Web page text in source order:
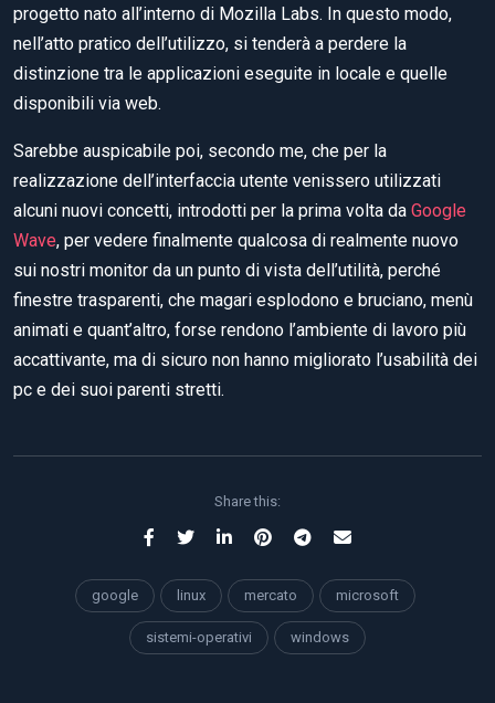
progetto nato all’interno di Mozilla Labs. In questo modo,
nell’atto pratico dell’utilizzo, si tenderà a perdere la
distinzione tra le applicazioni eseguite in locale e quelle
disponibili via web.
Sarebbe auspicabile poi, secondo me, che per la
realizzazione dell’interfaccia utente venissero utilizzati
alcuni nuovi concetti, introdotti per la prima volta da Google
Wave, per vedere finalmente qualcosa di realmente nuovo
sui nostri monitor da un punto di vista dell’utilità, perché
finestre trasparenti, che magari esplodono e bruciano, menù
animati e quant’altro, forse rendono l’ambiente di lavoro più
accattivante, ma di sicuro non hanno migliorato l’usabilità dei
pc e dei suoi parenti stretti.
Share this:
google linux mercato microsoft
sistemi-operativi windows